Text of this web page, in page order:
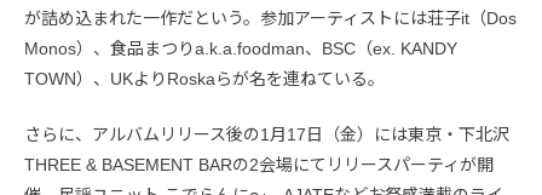
が詰め込まれた一作だという。参加アーティストには荘子it（Dos
Monos）、食品まつりa.k.a.foodman、BSC（ex. KANDY
TOWN）、UKよりRoskaらが名を連ねている。
さらに、アルバムリリース後の1月17日（金）には東京・下北沢
THREE & BASEMENT BARの2会場にてリリースパーティが開